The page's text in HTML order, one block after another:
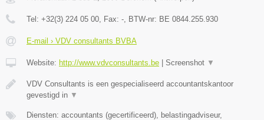
Tel: +32(3) 224 05 00 , Fax: - , BTW-nr: BE 0844.255.930
E-mail › VDV consultants BVBA
Website: http://www.vdvconsultants.be | Screenshot ▼
VDV Consultants is een gespecialiseerd accountantskantoor
gevestigd in ▼
Diensten: accountants (gecertificeerd), belastingadviseur,